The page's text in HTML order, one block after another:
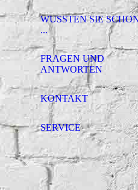
WUSSTEN SIE
...
FRAGEN UND
ANTWORTEN
KONTAKT
SERVICE